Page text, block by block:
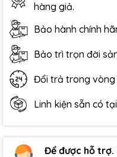
hàng giả.
Bảo hành chính
Bảo trì trọn đời
Đổi trả trong vòng
Linh kiện sẵn có
Để được hỗ trợ.